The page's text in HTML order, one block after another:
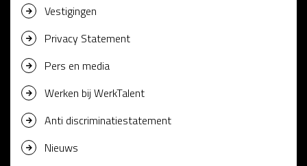
Vestigingen
Privacy Statement
Pers en media
Werken bij WerkTalent
Anti discriminatiestatement
Nieuws